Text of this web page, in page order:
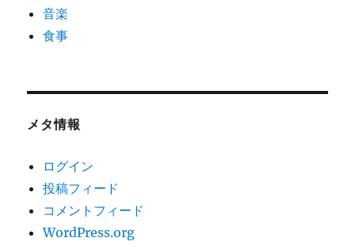
音楽
食事
メタ情報
ログイン
投稿フィード
コメントフィード
WordPress.org